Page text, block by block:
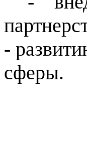
-
сферы.